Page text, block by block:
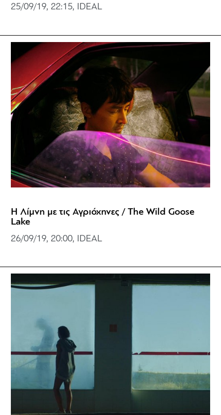
25/09/19, 22:15, IDEAL
Η Λίμνη με τις Αγριόχηνες / The Wild Goose
Lake
26/09/19, 20:00, IDEAL